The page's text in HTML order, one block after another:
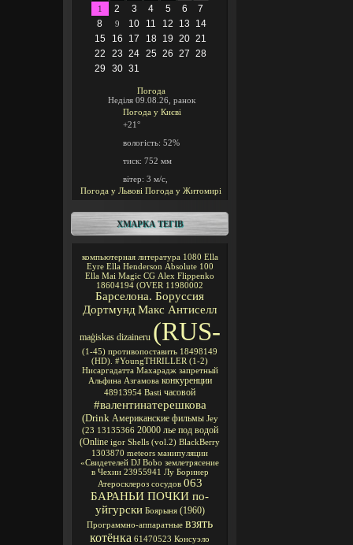
1
2 3 4 5 6
7
8
9 10 11 12 13
14
15
16 17 18 19 20 21
22
23 24 25 26 27 28
29
30 31
Погода
Неділя 09.08.26, ранок
Погода у Києві
+21°
вологість: 52%
тиск: 752 мм
вітер: 3 м/с,
Погода у Львові Погода у Житомирі
ХМАРКА ТЕГІВ
компьютерная литература 1080 Ella
Eyre Ella Henderson Absolute 100
Ella Mai Magic CG Alex Flippenko
18604194 (OVER 11980002
Барселона. Боруссия
Дортмунд Макс Антиселл
maģiskas dizaineru (RUS-
(1-45) противопоставить 18498149
(HD). #YoungTHRILLER (1-2)
Нисаргадатта Махарадж запретный
Альфина Азгамова конкуренции
48913954 Basti часовой
#валентинатерешкова
(Drink Американские фильмы Jey
(23 13135366 20000 лье под водой
(Online igor Shells (vol.2) BlackBerry
1303870 meteors манипуляции
«Свидетелей DJ Bobo землетрясение
в Чехии 23955941 Лу Боринер
Атеросклероз сосудов 063
БАРАНЬИ ПОЧКИ по-
уйгурски Боярыня (1960)
Программно-аппаратные взять
котёнка 61470523 Консуэло